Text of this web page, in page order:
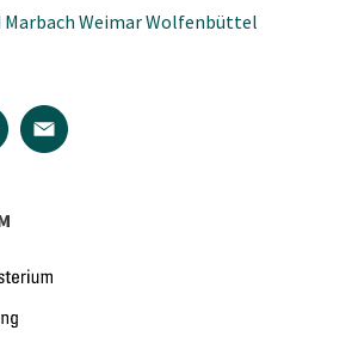
Marbach Weimar Wolfenbüttel